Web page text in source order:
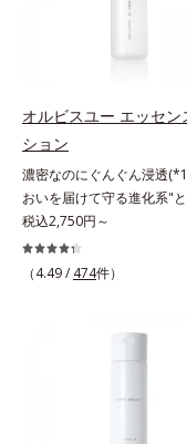
を除くLM＝さっぱり高保湿
（脂性肌～普通肌）RM＝し
高保湿タイプ（普通肌～超
ある「透明感のなさ」が現
で大人の肌印象に大きな影
ていることが分かりました
容成分(*7)として「G.D.F.ア
ベーター(*8)」を配合。そ
来から配合している美白有
「トラネキサム酸」を配合
た。さらに、シリーズ共通
分(*7)「GLルートブースタ
を配合することで、肌のふ
や透明感を叶えます。美白
(*10)のハリと透明感を。効
シナジー設計で、あなたの
オルビスユー エッセン
ション
濃密なのにぐんぐん浸透
おいを届けて守る進化系"
ゃ"ローション。7000種を
分から厳選し、「うるおい
(*1)」に着目した初期エイ
ーチする初期エイジングケ
ズです。「うるおいの質」
に満ちた美しい肌へと導き
税込2,750円～
（4.49 / 474件）